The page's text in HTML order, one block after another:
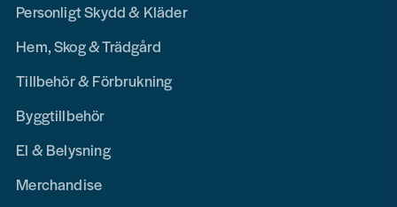
Personligt Skydd & Kläder
Hem, Skog & Trädgård
Tillbehör & Förbrukning
Byggtillbehör
El & Belysning
Merchandise